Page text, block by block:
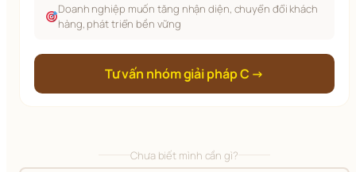
Doanh nghiệp muốn tăng nhận diện, chuyển đổi khách
hàng, phát triển bền vững
Tư vấn nhóm giải pháp C →
Chưa biết mình cần gì?